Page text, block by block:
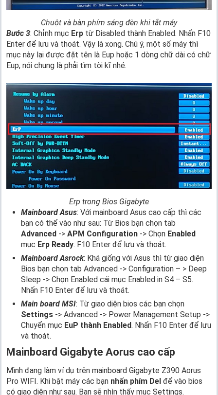
Chuột và bàn phím sáng đèn khi tắt máy
Bước 3: Chỉnh mục Erp từ Disabled thành Enabled. Nhấn F10
Enter để lưu và thoát. Vậy là xong. Chú ý, một số máy thì
mục này lại được đặt tên là Eup hoặc 1 dòng chữ dài có chữ
Eup, nói chung là phải tìm tòi kĩ nhé.
Erp trong Bios Gigabyte
Mainboard Asus: Với mainboard Asus cao cấp thì các
bạn có thể vào như sau: Từ Bios bạn chọn tab
Advanced -> APM Configuration -> Chọn Enabled
mục Erp Ready. F10 Enter để lưu và thoát.
Mainboard Asrock: Khá giống với Asus thì từ giao diện
Bios bạn chọn tab Advanced -> Configuration – > Deep
Sleep -> Chọn Enabled cái mục Enabled in S4 – S5.
Nhấn F10 Enter để lưu và thoát.
Main board MSI: Từ giao diện bios các bạn chọn
Settings -> Advanced -> Power Management Setup ->
Chuyển mục EuP thành Enabled. Nhấn F10 Enter để lưu
và thoát.
Mainboard Gigabyte Aorus cao cấp
Mình đang làm ví dụ trên mainboard Gigabyte Z390 Aorus
Pro WIFI. Khi bật máy các bạn nhấn phím Del để vào bios
có giao diện như sau. Bạn sẽ nhìn thấy mục Settings.